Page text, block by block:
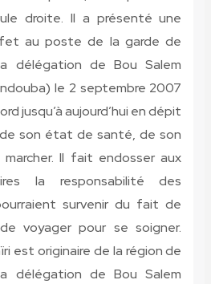
droite. Il a présenté une
au poste de la garde de
délégation de Bou Salem
le 2 septembre 2007
jusqu’à aujourd’hui en dépit
son état de santé, de son
Il fait endosser aux
la responsabilité des
survenir du fait de
voyager pour se soigner.
est originaire de la région de
délégation de Bou Salem